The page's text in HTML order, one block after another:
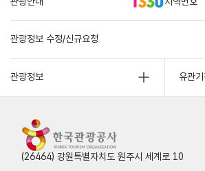
관광정보 수정/신규요청
관광정보 유관
(26464) 강원특별자치도 원주시 세계로 10